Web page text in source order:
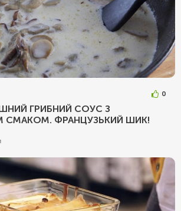
0
ГРИБНИЙ СОУС З
СМАКОМ. ФРАНЦУЗЬКИЙ ШИК!